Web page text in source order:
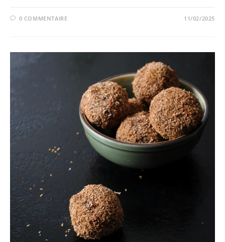
0 COMMENTAIRE 11/02/2025